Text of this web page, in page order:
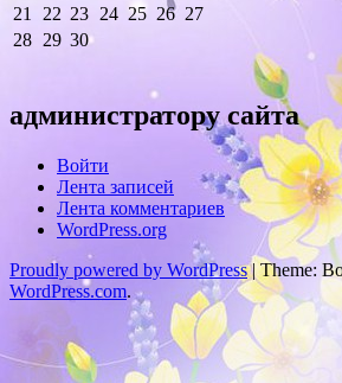
21 22 23 24 25 26 27
28 29 30
администратору сайта
Войти
Лента записей
Лента комментариев
WordPress.org
Proudly powered by WordPress |Theme:
WordPress.com.